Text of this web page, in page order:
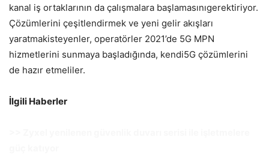
kanal iş ortaklarının da çalışmalara başlamasınıgerektiriyor.
Çözümlerini çeşitlendirmek ve yeni gelir akışları
yaratmakisteyenler, operatörler 2021’de 5G MPN
hizmetlerini sunmaya başladığında, kendi5G çözümlerini
de hazır etmeliler.
İlgili Haberler